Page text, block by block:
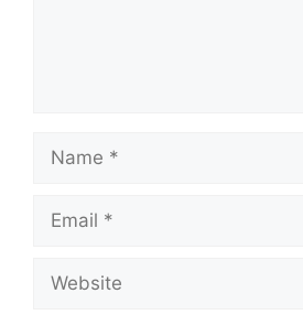
Name
Email
Website